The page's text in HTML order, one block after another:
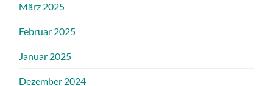
März 2025
Februar 2025
Januar 2025
Dezember 2024